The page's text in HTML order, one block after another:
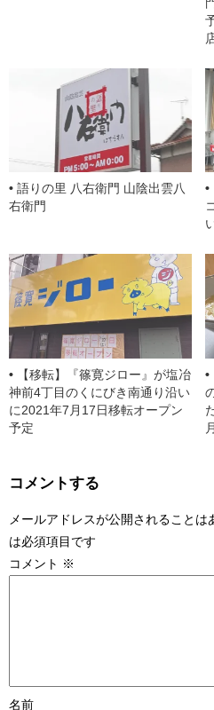
語りの里 八右衛門 山陰出雲八
右衛門
【移転】『篠寛ジロー』が塩冶
神前4丁目のくにびき南通り沿い
に2021年7月17日移転オープン
予定
コメントする
メールアドレスが公開されることは
は必須項目です
コメント ※
名前